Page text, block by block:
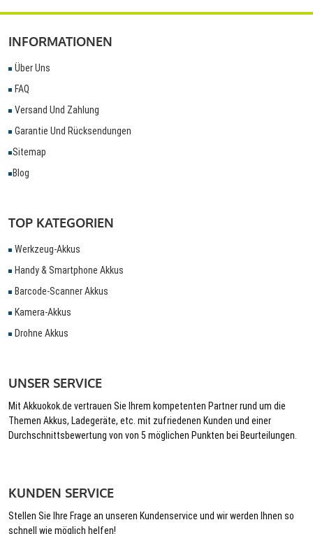
INFORMATIONEN
Über Uns
FAQ
Versand Und Zahlung
Garantie Und Rücksendungen
Sitemap
Blog
TOP KATEGORIEN
Werkzeug-Akkus
Handy & Smartphone Akkus
Barcode-Scanner Akkus
Kamera-Akkus
Drohne Akkus
UNSER SERVICE
Mit Akkuokok.de vertrauen Sie Ihrem kompetenten Partner rund um die
Themen Akkus, Ladegeräte, etc. mit zufriedenen Kunden und einer
Durchschnittsbewertung von von 5 möglichen Punkten bei Beurteilungen.
KUNDEN SERVICE
Stellen Sie Ihre Frage an unseren Kundenservice und wir werden Ihnen so
schnell wie möglich helfen!